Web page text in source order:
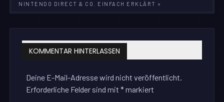
NINTENDO DIRECT & CO. EINFACH ERKLÄRT »
KOMMENTAR HINTERLASSEN
Deine E-Mail-Adresse wird nicht veröffentlicht.
Erforderliche Felder sind mit*markiert